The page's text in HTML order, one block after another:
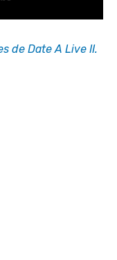
de Date A Live II.